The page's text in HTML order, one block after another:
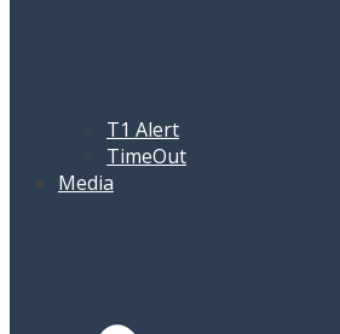
T1 Alert
TimeOut
Media